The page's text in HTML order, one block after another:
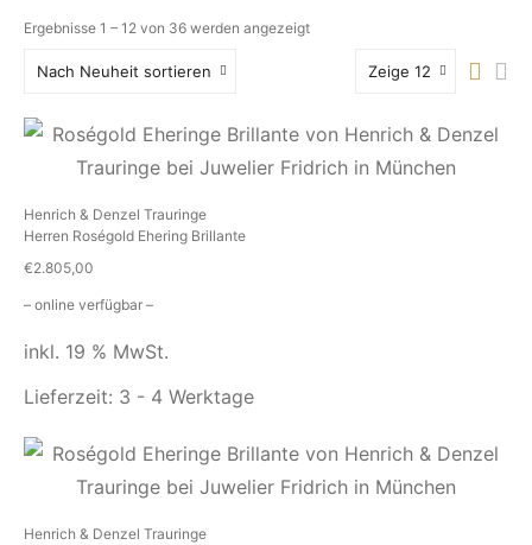
Ergebnisse 1 – 12 von 36 werden angezeigt
Nach Neuheit sortieren Zeige 12
Henrich & Denzel Trauringe
Herren Roségold Ehering Brillante
€2.805,00
– online verfügbar –
inkl. 19 % MwSt.
Lieferzeit: 3 - 4 Werktage
Henrich & Denzel Trauringe